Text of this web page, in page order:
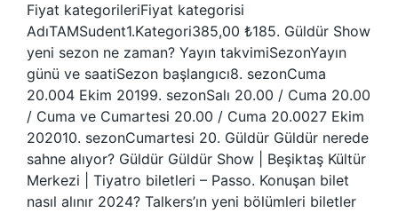
Fiyat kategorileriFiyat kategorisi
AdıTAMSudent1.Kategori385,00 ₺185. Güldür Show
yeni sezon ne zaman? Yayın takvimiSezonYayın
günü ve saatiSezon başlangıcı8. sezonCuma
20.004 Ekim 20199. sezonSalı 20.00 / Cuma 20.00
/ Cuma ve Cumartesi 20.00 / Cuma 20.0027 Ekim
202010. sezonCumartesi 20. Güldür Güldür nerede
sahne alıyor? Güldür Güldür Show | Beşiktaş Kültür
Merkezi | Tiyatro biletleri – Passo. Konuşan bilet
nasıl alınır 2024? Talkers’ın yeni bölümleri biletler